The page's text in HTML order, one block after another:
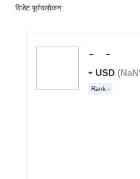
विजेट पूर्वावलोकन: